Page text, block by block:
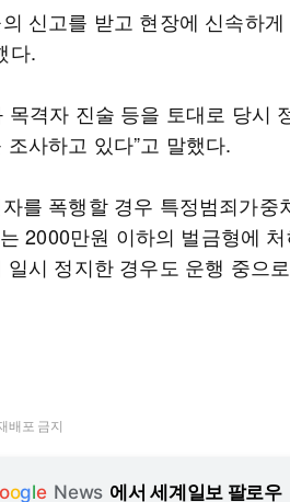
신고를 받고 현장에 신속하
다.
목격자 진술 등을 토대로 당시
사하고 있다”고 말했다.
를 폭행할 경우 특정범죄가중
2000만원 이하의 벌금형에
시 정지한 경우도 운행 중으
배포 금지
oogle News 에서 세계일보 팔로우